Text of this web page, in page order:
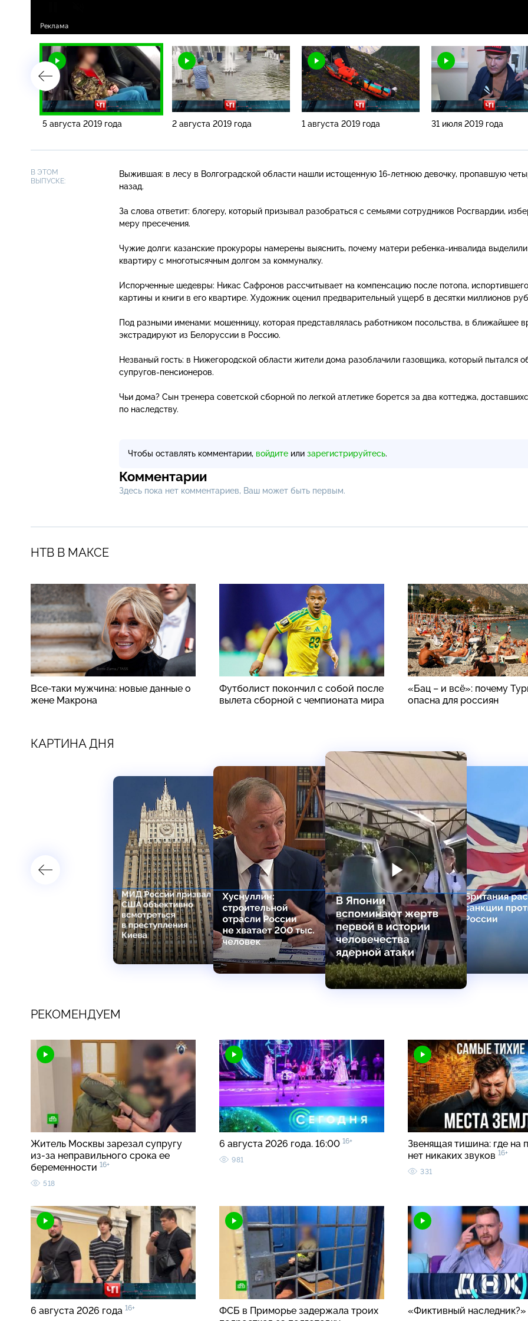
5 августа 2019 года 2 августа 2019 года 1 августа 2019 года 31 июля 2019 года
В ЭТОМ
ВЫПУСКЕ:
Выжившая: в лесу в Волгоградской области нашли истощенную 16-летнюю девочку, пропавшую
назад.
За слова ответит: блогеру, который призывал разобраться с семьями сотрудников Росгвардии,
меру пресечения.
Чужие долги: казанские прокуроры намерены выяснить, почему матери ребенка-инвалида выделили
квартиру с многотысячным долгом за коммуналку.
Испорченные шедевры: Никас Сафронов рассчитывает на компенсацию после потопа, испортившего
картины и книги в его квартире. Художник оценил предварительный ущерб в десятки миллионов
Под разными именами: мошенницу, которая представлялась работником посольства, в ближайшее
экстрадируют из Белоруссии в Россию.
Незваный гость: в Нижегородской области жители дома разоблачили газовщика, который пытался
супругов-пенсионеров.
Чьи дома? Сын тренера советской сборной по легкой атлетике борется за два коттеджа,
по наследству.
Чтобы оставлять комментарии, войдите или зарегистрируйтесь.
Комментарии
Здесь пока нет комментариев, Ваш может быть первым.
НТВ В МАКСЕ
Все-таки мужчина: новые данные о
жене Макрона
Футболист покончил с собой после
вылета сборной с чемпионата мира
«Бац – и всё»: почему
опасна для россиян
КАРТИНА ДНЯ
РЕКОМЕНДУЕМ
Житель Москвы зарезал супругу
из-за неправильного срока ее
беременности 16+
518
6 августа 2026 года. 16:00 16+
981
Звенящая тишина: где на
нет никаких звуков 16+
331
6 августа 2026 года 16+
ФСБ в Приморье задержала троих
«Фиктивный наследник?»